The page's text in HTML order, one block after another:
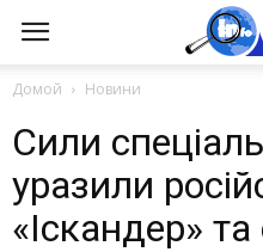
Домой Новини
Сили
уразили
«Іскандер»